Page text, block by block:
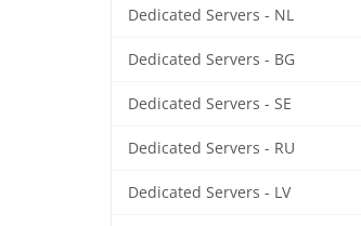
Dedicated Servers - NL
Dedicated Servers - BG
Dedicated Servers - SE
Dedicated Servers - RU
Dedicated Servers - LV